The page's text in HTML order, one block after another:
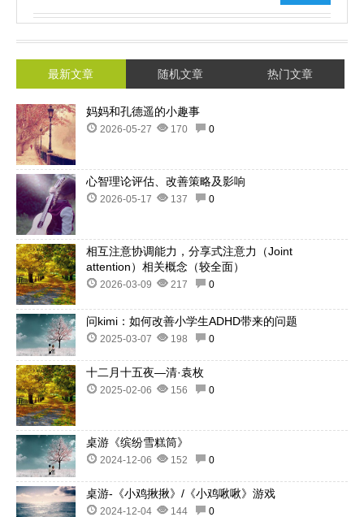
最新文章 随机文章 热门文章
妈妈和孔德遥的小趣事
2026-05-27 170 0
心智理论评估、改善策略及影响
2026-05-17 137 0
相互注意协调能力，分享式注意力（Joint
attention）相关概念（较全面）
2026-03-09 217 0
问kimi：如何改善小学生ADHD带来的问题
2025-03-07 198 0
十二月十五夜—清·袁枚
2025-02-06 156 0
桌游《缤纷雪糕筒》
2024-12-06 152 0
桌游-《小鸡揪揪》/《小鸡啾啾》游戏
2024-12-04 144 0